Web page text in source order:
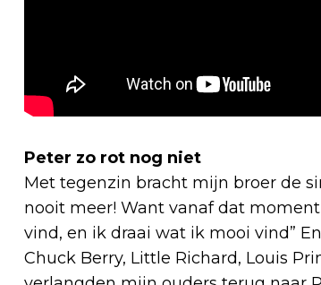
Peter zo rot nog niet
Met tegenzin bracht mijn broer de
nooit meer! Want vanaf dat
vind, en ik draai wat ik mooi vind”
Chuck Berry, Little Richard, Louis